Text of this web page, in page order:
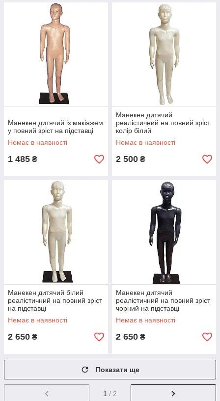
Манекен дитячий із макіяжем
у повний зріст на підставці
Немає в наявності
1 485 ₴
Манекен дитячий
реалістичний на повний зріст
колір білий
Немає в наявності
2 500 ₴
Манекен дитячий білий
реалістичний на повний зріст
на підставці
Немає в наявності
2 650 ₴
Манекен дитячий
реалістичний на повний зріст
чорний на підставці
Немає в наявності
2 650 ₴
Показати ще
1 / 2